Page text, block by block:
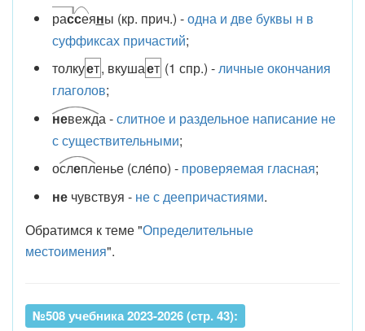
рассеяны (кр. прич.) -одна и две буквы н в
суффиксах причастий;
толкует, вкушает (1 спр.) -личные окончания
глаголов;
невежда -слитное и раздельное написание не
с существительными;
ослепленье (сле́по) - проверяемая гласная;
не чувствуя - не с деепричастиями.
Обратимся к теме "Определительные
местоимения".
№508 учебника 2023-2026 (стр. 43):